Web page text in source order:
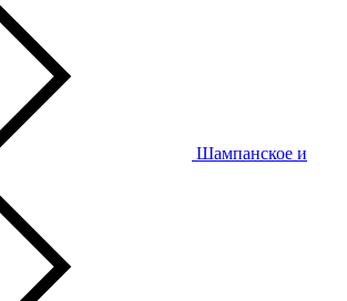
Шампанское и